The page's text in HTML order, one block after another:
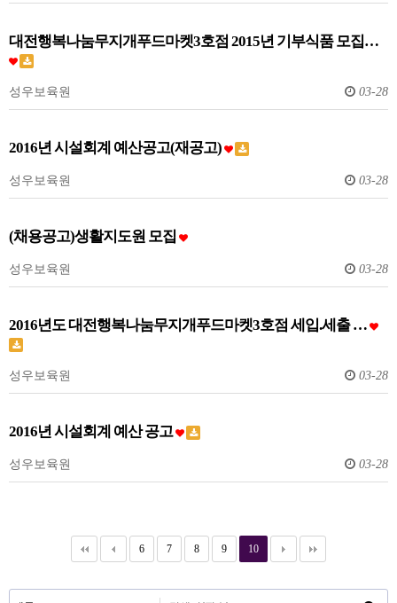
대전행복나눔무지개푸드마켓3호점 2015년 기부식품 모집…
성우보육원 03-28
2016년 시설회계 예산공고(재공고)
성우보육원 03-28
(채용공고)생활지도원 모집
성우보육원 03-28
2016년도 대전행복나눔무지개푸드마켓3호점 세입.세출 …
성우보육원 03-28
2016년 시설회계 예산 공고
성우보육원 03-28
6 7 8 9 10